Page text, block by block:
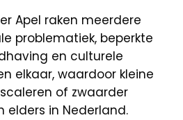
Apel raken meerdere
problematiek, beperkte
en culturele
elkaar, waardoor kleine
of zwaarder
in Nederland.